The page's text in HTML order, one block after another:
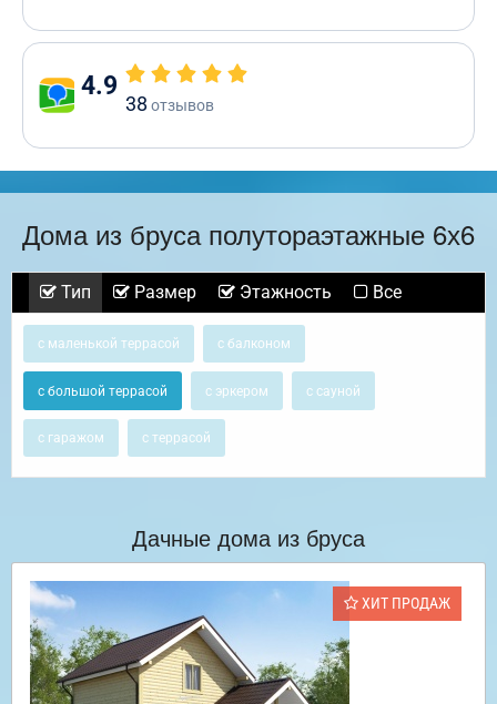
4.9
38 отзывов
Дома из бруса полутораэтажные 6х6
Тип Размер Этажность Все
с маленькой террасой с балконом
с большой террасой с эркером с сауной
с гаражом с террасой
Дачные дома из бруса
ХИТ ПРОДАЖ